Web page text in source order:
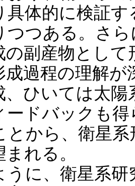
具体的に検証
つつある。さ
の副産物とし
成過程の理解
、ひいては太陽
ードバックも
とから、衛星
れる。
に、衛星系研